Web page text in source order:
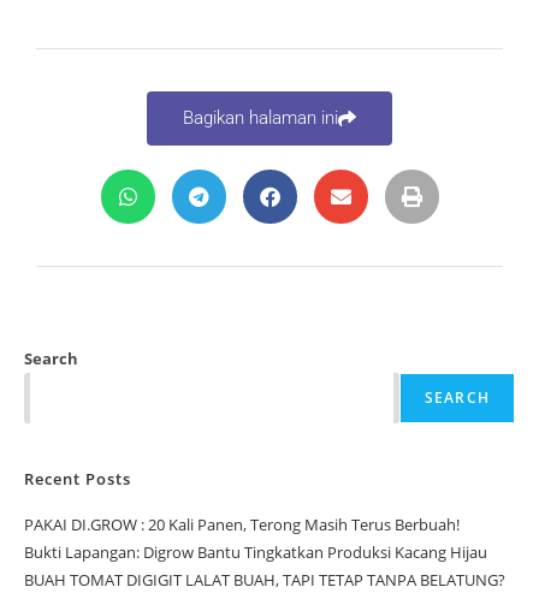
Bagikan halaman ini
Search
SEARCH
Recent Posts
PAKAI DI.GROW : 20 Kali Panen, Terong Masih Terus Berbuah!
Bukti Lapangan: Digrow Bantu Tingkatkan Produksi Kacang Hijau
BUAH TOMAT DIGIGIT LALAT BUAH, TAPI TETAP TANPA BELATUNG?